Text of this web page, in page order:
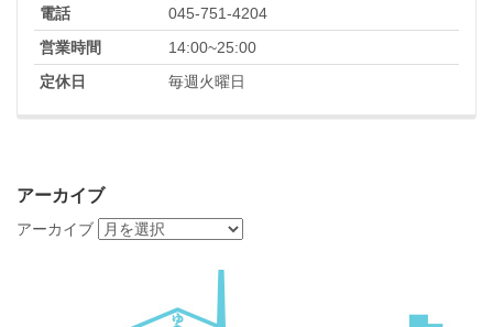
電話
045-751-4204
営業時間
14:00~25:00
定休日
毎週火曜日
アーカイブ
アーカイブ